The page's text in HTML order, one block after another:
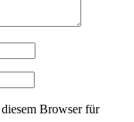
Browser für